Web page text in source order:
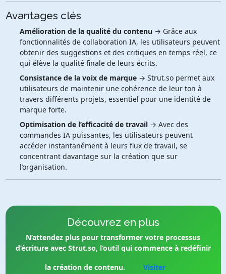
Avantages clés
Amélioration de la qualité du contenu→ Grâce aux
fonctionnalités de collaboration IA, les utilisateurs peuvent
obtenir des suggestions et des critiques en temps réel, ce
qui élève la qualité finale de leurs écrits.
Consistance de la voix de marque→ Strut.so permet aux
utilisateurs de maintenir une cohérence de leur ton à
travers différents projets, essentiel pour une identité de
marque forte.
Optimisation de l’efficacité de travail→ Avec des
commandes IA puissantes, les utilisateurs peuvent
accéder instantanément à leurs flux de travail, se
concentrant davantage sur la création que sur
l’organisation.
Découvrez en plus
N’attendez plus pour transformer votre processus
d’écriture avec Strut.so, l’outil qui commence à redéfinir
la création de contenu.
Visiter